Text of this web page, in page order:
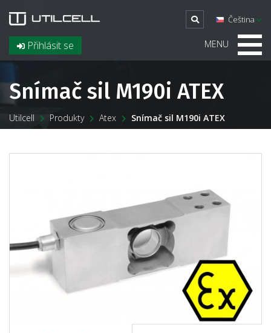
Přihlásit se
Čeština
MENU
Snímač sil M190i ATEX
Utilcell Produkty Atex Snímač sil M190i ATEX